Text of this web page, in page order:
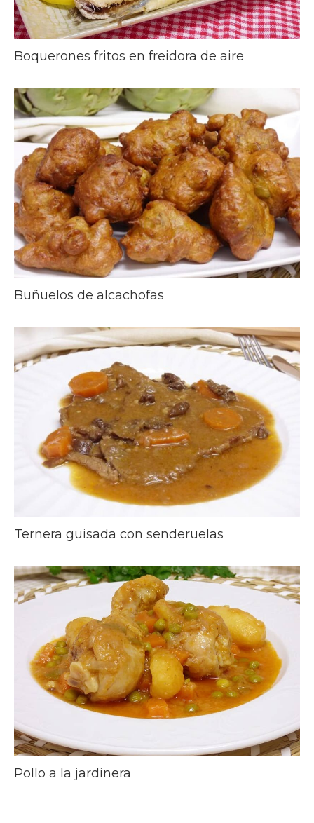
Boquerones fritos en freidora de aire
Buñuelos de alcachofas
Ternera guisada con senderuelas
Pollo a la jardinera